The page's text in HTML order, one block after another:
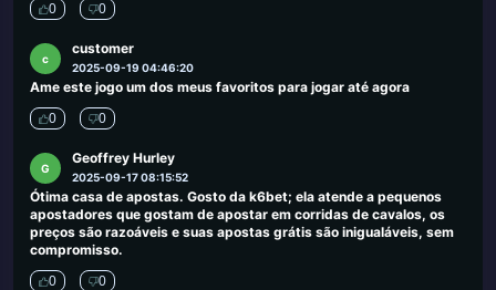
0 0
c
customer
2025-09-19 04:46:20
Ame este jogo um dos meus favoritos para jogar até agora
0 0
G
Geoffrey Hurley
2025-09-17 08:15:52
Ótima casa de apostas. Gosto da k6bet; ela atende a pequenos
apostadores que gostam de apostar em corridas de cavalos, os
preços são razoáveis ​​e suas apostas grátis são inigualáveis, sem
compromisso.
0 0